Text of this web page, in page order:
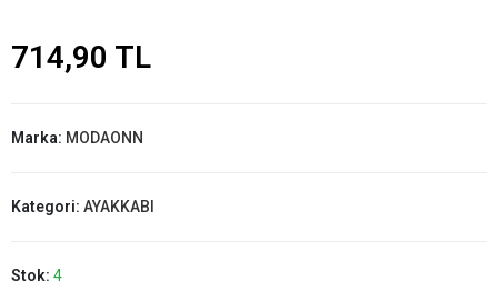
714,90 TL
Marka: MODAONN
Kategori: AYAKKABI
Stok: 4